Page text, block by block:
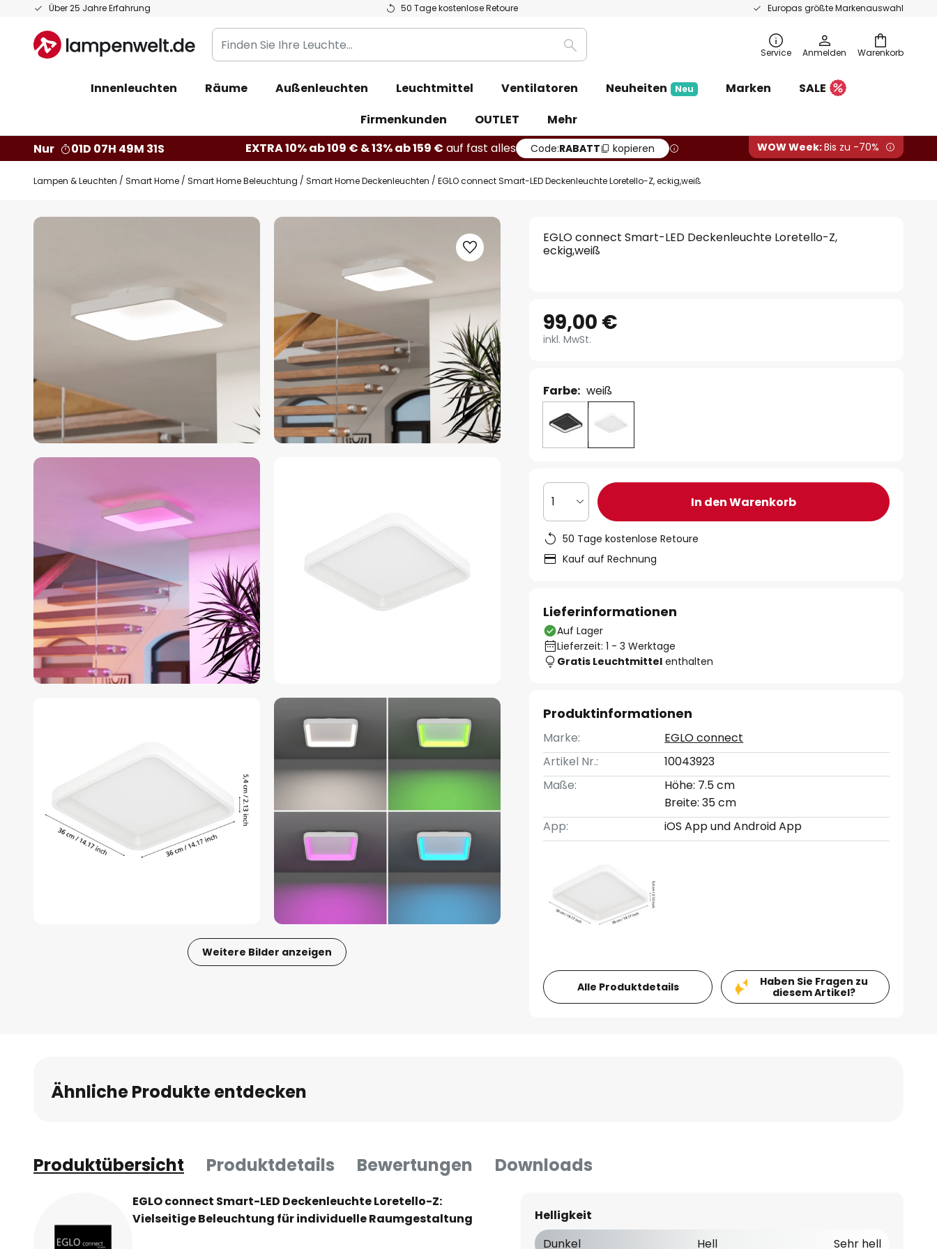
Über 25 Jahre Erfahrung 50 Tage kostenlose Retoure Europas größte Markenauswahl
Zum
springen
Warenkorb
Finden
Sie
Leuchte...
Suche Service Anmelden
Innenleuchten Räume Außenleuchten Leuchtmittel Ventilatoren Neuheiten Neu Marken
SALE
Firmenkunden
OUTLET
Mehr
Nur
01D 07H 49M 30S EXTRA 10% ab 109 € & 13% ab 159 € auf fast alles Code:RABATT kopieren WOW Week:Bis zu -70%
Lampen & Leuchten Smart Home Smart Home Beleuchtung Smart Home Deckenleuchten EGLO connect Smart-LED Deckenleuchte Loretello-Z, eckig,weiß
Zum
Weitere Bilder anzeigen
EGLO connect Smart-LED Deckenleuchte Loretello-Z,
eckig,weiß
99,00 €
inkl. MwSt.
Farbe: weiß
1 In den Warenkorb
50 Tage kostenlose Retoure
Kauf auf Rechnung
Lieferinformationen
Auf Lager
Lieferzeit: 1 - 3 Werktage
Gratis Leuchtmittel enthalten
Produktinformationen
Marke:
EGLO connect
Artikel Nr.:
10043923
Maße:
Höhe: 7.5 cm
Breite: 35 cm
App:
iOS App und Android App
Alle Produktdetails
Haben Sie Fragen zu
diesem Artikel?
Ähnliche Produkte entdecken
Produktübersicht Produktdetails Bewertungen Downloads
EGLO connect Smart-LED Deckenleuchte Loretello-Z:
Vielseitige Beleuchtung für individuelle Raumgestaltung
Helligkeit
Dunkel
Hell Sehr hell